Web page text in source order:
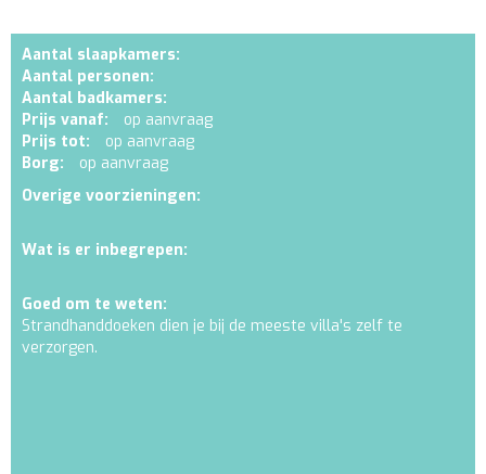
Aantal slaapkamers:
Aantal personen:
Aantal badkamers:
Prijs vanaf:
op aanvraag
Prijs tot:
op aanvraag
Borg:
op aanvraag
Overige voorzieningen:
Wat is er inbegrepen:
Goed om te weten:
Strandhanddoeken dien je bij de meeste villa's zelf te
verzorgen.